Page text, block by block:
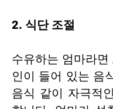
2. 식단 조절
수유하는 엄마라면
인이 들어 있는 음
음식 같이 자극적